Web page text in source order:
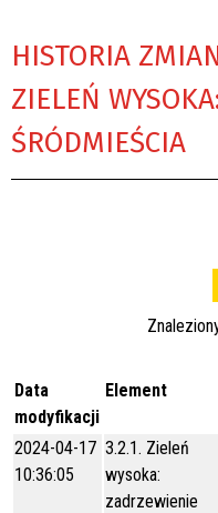
HISTORIA
ZIELEŃ
ŚRÓDMIEŚCIA
Data
modyfikacji
Element
2024-04-17
10:36:05
3.2.1. Zieleń
wysoka:
zadrzewienie